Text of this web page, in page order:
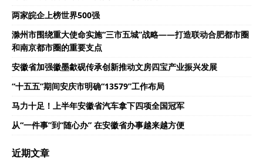
两家皖企上榜世界500强
滁州市围绕重大使命实施“三市五城”战略——打造联动合肥都市圈
和南京都市圈的重要支点
安徽省加强徽墨歙砚传承创新推动文房四宝产业振兴发展
“十五五”期间安庆市明确“13579”工作布局
马力十足！上半年安徽省汽车拿下四项全国冠军
从“一件事”到“随心办” 在安徽省办事越来越方便
近期文章